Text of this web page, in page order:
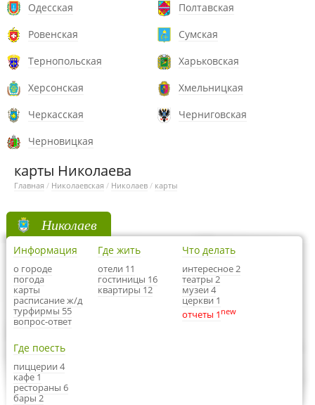
Одесская
Полтавская
Ровенская
Сумская
Тернопольская
Харьковская
Херсонская
Хмельницкая
Черкасская
Черниговская
Черновицкая
карты Николаева
Главная / Николаевская / Николаев / карты
Николаев
Информация
о городе
погода
карты
расписание ж/д
турфирмы 55
вопрос-ответ
Где жить
отели 11
гостиницы 16
квартиры 12
Что делать
интересное 2
театры 2
музеи 4
церкви 1
отчеты 1 new
Где поесть
пиццерии 4
кафе 1
рестораны 6
бары 2